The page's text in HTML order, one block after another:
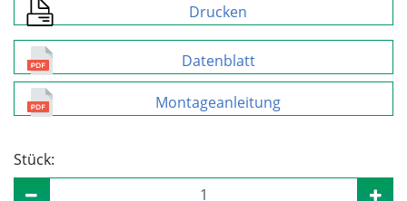
Drucken
Datenblatt
Montageanleitung
Stück: